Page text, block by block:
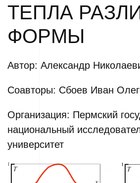
ТЕПЛА
ФОРМЫ
Автор: Александр
Соавторы: Сбоев Иван
Организация: Пермский
национальный
университет